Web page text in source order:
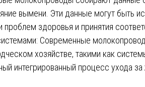
вымени. Эти данные могут быть
проблем здоровья и принятия
Современные
хозяйстве, такими как
интегрированный процесс ухода